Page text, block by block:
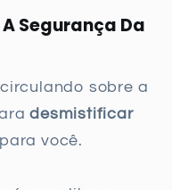
Segurança Da
sobre a
desmistificar
você.